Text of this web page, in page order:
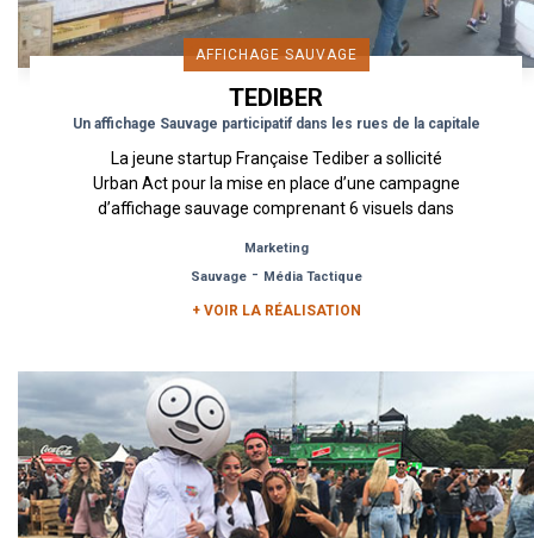
AFFICHAGE SAUVAGE
TEDIBER
Un affichage Sauvage participatif dans les rues de la capitale
La jeune startup Française Tediber a sollicité
Urban Act pour la mise en place d’une campagne
d’affichage sauvage comprenant 6 visuels dans
Marketing
Sauvage- Média Tactique
+ VOIR LA RÉALISATION